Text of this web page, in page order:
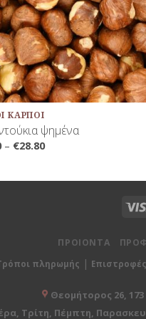
ΚΑΡΠΟΊ
ψημένα
– €28.80
ΠΡΟΙΟΝΤΑ
πληρωμής | Επιστροφές
Θεομήτορος 26, 173
Τρίτη, Πέμπτη,